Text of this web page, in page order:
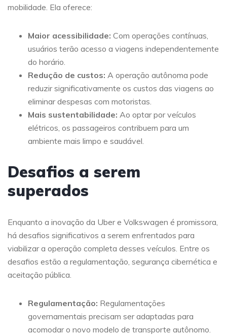
mobilidade. Ela oferece:
Maior acessibilidade: Com operações contínuas,
usuários terão acesso a viagens independentemente
do horário.
Redução de custos: A operação autônoma pode
reduzir significativamente os custos das viagens ao
eliminar despesas com motoristas.
Mais sustentabilidade: Ao optar por veículos
elétricos, os passageiros contribuem para um
ambiente mais limpo e saudável.
Desafios a serem
superados
Enquanto a inovação da Uber e Volkswagen é promissora,
há desafios significativos a serem enfrentados para
viabilizar a operação completa desses veículos. Entre os
desafios estão a regulamentação, segurança cibernética e
aceitação pública.
Regulamentação: Regulamentações
governamentais precisam ser adaptadas para
acomodar o novo modelo de transporte autônomo.